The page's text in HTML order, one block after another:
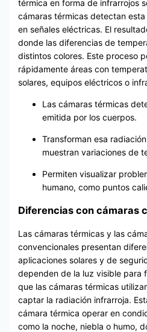
térmica en forma de infrarrojos
cámaras térmicas detectan
en señales eléctricas. El
donde las diferencias de
distintos colores. Este proceso
rápidamente áreas con
solares, equipos eléctricos o
Las cámaras térmicas
emitida por los cuerpos.
Transforman esa
muestran variaciones de
Permiten visualizar
humano, como puntos
Diferencias con cámaras
Las cámaras térmicas y las
convencionales presentan
aplicaciones solares y de
dependen de la luz visible para
que las cámaras térmicas
captar la radiación infrarroja.
cámara térmica operar en
como la noche, niebla o humo,